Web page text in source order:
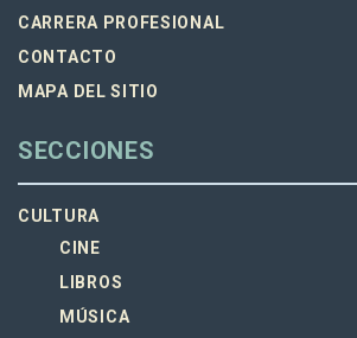
CARRERA PROFESIONAL
CONTACTO
MAPA DEL SITIO
SECCIONES
CULTURA
CINE
LIBROS
MÚSICA